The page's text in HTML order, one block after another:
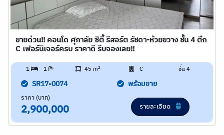
ขายด่วน!! คอนโด ศุภาลัย ซิตี้ รีสอร์ต รัชดา-ห้วยขวาง ชั้น 4 ตึก
C เฟอร์นิเจอร์ครบ ราคาดี รีบจองเลย!!
1 1 45 m2 C ชั้น 4
SR17-0074 พร้อมขาย
ราคา (บาท)
2,900,000 รายละเอียด